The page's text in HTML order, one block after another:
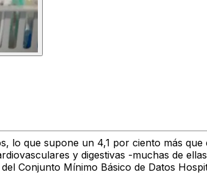
lo que supone un 4,1 por ciento más
y digestivas -muchas de
Conjunto Mínimo Básico de Datos